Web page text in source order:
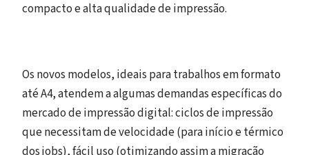
compacto e alta qualidade de impressão.
Os novos modelos, ideais para trabalhos em formato
até A4, atendem a algumas demandas específicas do
mercado de impressão digital: ciclos de impressão
que necessitam de velocidade (para início e térmico
dos jobs), fácil uso (otimizando assim a migração